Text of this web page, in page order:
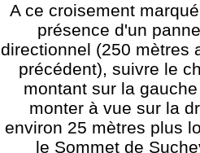
A ce croisement
présence d'un
directionnel (250 mètres
précédent), suivre le
montant sur la
monter à vue sur la
environ 25 mètres plus
le Sommet de